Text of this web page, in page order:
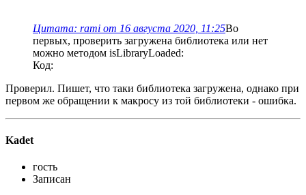
Цитата: rami от 16 августа 2020, 11:25Во
первых, проверить загружена библиотека или нет
можно методом isLibraryLoaded:
Код:
Проверил. Пишет, что таки библиотека загружена, однако при
первом же обращении к макросу из той библиотеки - ошибка.
Kadet
гость
Записан